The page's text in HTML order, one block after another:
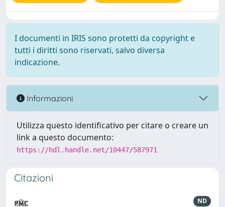
I documenti in IRIS sono protetti da copyright e
tutti i diritti sono riservati, salvo diversa
indicazione.
Informazioni
Utilizza questo identificativo per citare o creare un
link a questo documento:
https://hdl.handle.net/10447/587971
Citazioni
ND